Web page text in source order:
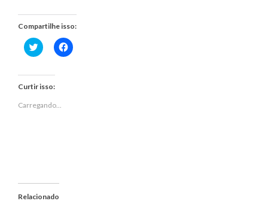
Compartilhe isso:
Clique
para
Twitter(abre
em
nova
janela)
Clique
para
Curtir isso:
Carregando...
Relacionado